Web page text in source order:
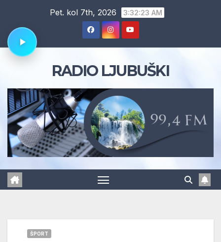
content
Pet. kol 7th, 2026 3:32:23 AM
RADIO LJUBUŠKI
ŠPORT